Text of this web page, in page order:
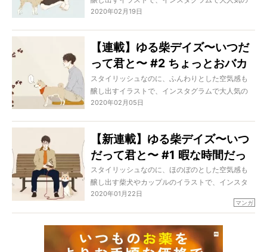
mateppe
イラストレーター・mateppeさん。
可愛くて愛嬌たっぷりな柴との、なにげないけど
幸せな暮らしを覗き見してみて。
2020年02月19日
【連載】ゆる柴デイズ〜いつだ
って君と〜 #2 ちょっとおバカ
なとこも可愛いの 作・
mateppe
スタイリッシュなのに、ふんわりとした空気感も
醸し出すイラストで、インスタグラムで大人気の
イラストレーター・mateppeさん。
可愛くて愛嬌たっぷりな柴との、なにげないけど
幸せな暮らしを覗き見してみて。
2020年02月05日
【新連載】ゆる柴デイズ〜いつ
だって君と〜 #1 暇な時間だっ
て意識高めです 作・mateppe
スタイリッシュなのに、ほのぼのとした空気感も
醸し出す柴犬やカップルのイラストで、インスタ
グラムで大人気のイラストレーター・mateppeさ
を描く連載が、今回より始まります。
くすりと笑えて、じんわり心が温まる、『ゆる柴
2020年01月22日
マンガ